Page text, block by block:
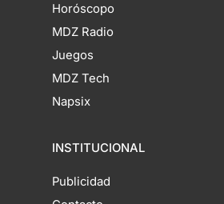
Horóscopo
MDZ Radio
Juegos
MDZ Tech
Napsix
INSTITUCIONAL
Publicidad